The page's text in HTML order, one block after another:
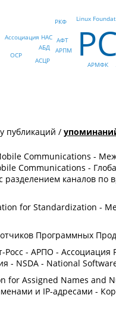
АРПМ
АФТ
АБД
Linux
РКФ
Ассоциация НАС
АСЦР АРМФК
OCP
публикаций /
Communications -
Communications -
разделением каналов по
for Standardization -
Программных
Росс - АРПО - Ассоциация
- NSDA - National
for Assigned Names and
и IP-адресами -